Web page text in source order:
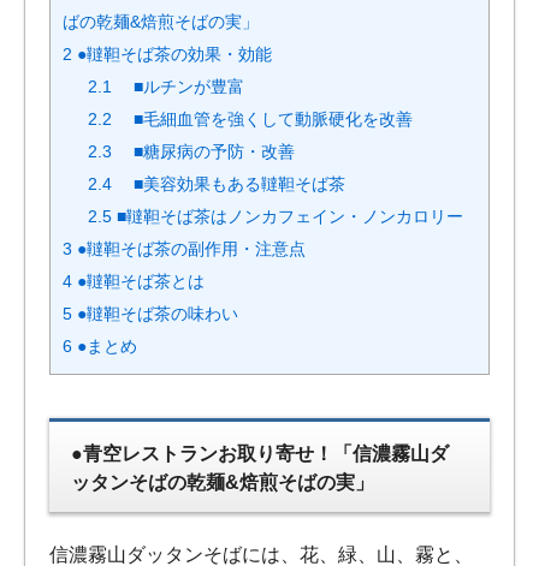
ばの乾麺&焙煎そばの実」
2 ●韃靼そば茶の効果・効能
2.1
■ルチンが豊富
2.2 ■毛細血管を強くして動脈硬化を改善
2.3 ■糖尿病の予防・改善
2.4 ■美容効果もある韃靼そば茶
2.5 ■韃靼そば茶はノンカフェイン・ノンカロリー
3 ●韃靼そば茶の副作用・注意点
4 ●韃靼そば茶とは
5 ●韃靼そば茶の味わい
6 ●まとめ
●青空レストランお取り寄せ！「信濃霧山ダ
ッタンそばの乾麺&焙煎そばの実」
信濃霧山ダッタンそばには、花、緑、山、霧と、